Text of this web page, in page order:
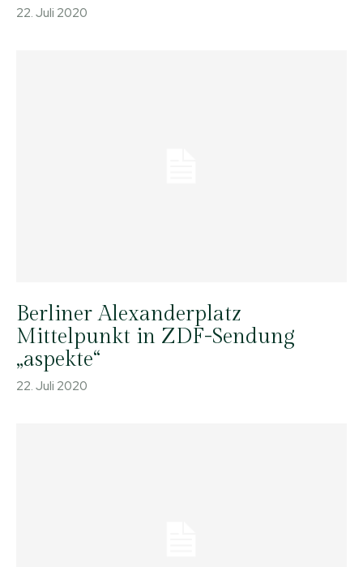
22. Juli 2020
Berliner Alexanderplatz
Mittelpunkt in ZDF-Sendung
„aspekte“
22. Juli 2020